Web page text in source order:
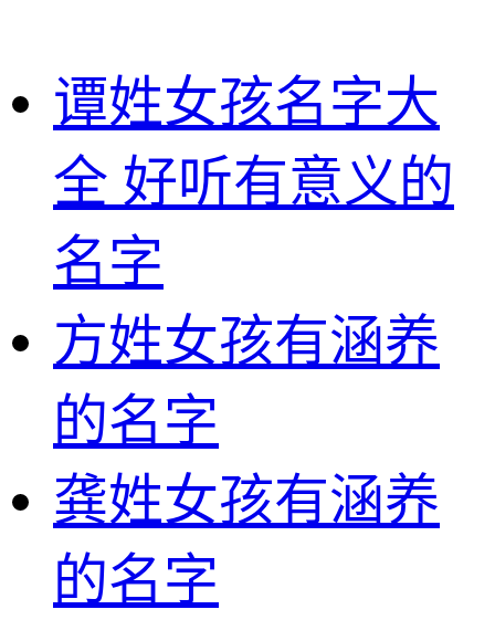
谭姓女孩名字大
全 好听有意义的
名字
方姓女孩有涵养
的名字
龚姓女孩有涵养
的名字